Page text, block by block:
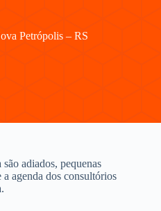
Petrópolis – RS
adiados, pequenas
agenda dos consultórios